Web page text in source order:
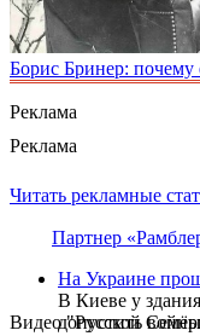
Борис Бринер: почему
Реклама
Реклама
Видео "Русской
Читать рекламные
Партнер
На Украине
В Киеве у
допустить